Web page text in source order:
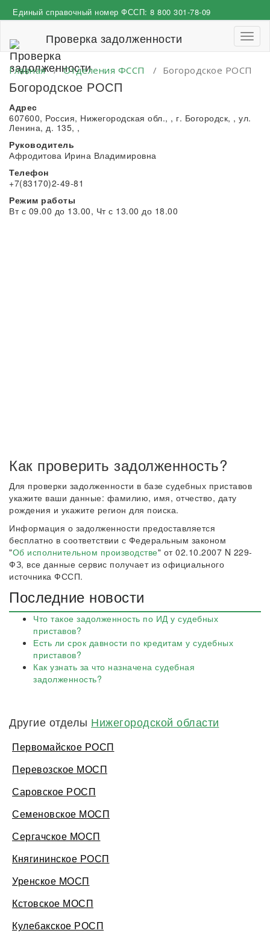
к
Единый справочный номер ФССП: 8 800 301-78-09
Проверка задолженности
Главная/Отделения ФССП / Богородское РОСП
Богородское РОСП
Адрес
607600, Россия, Нижегородская обл., , г. Богородск, , ул.
Ленина, д. 135, ,
Руководитель
Афродитова Ирина Владимировна
Телефон
+7(83170)2-49-81
Режим работы
Вт с 09.00 до 13.00, Чт с 13.00 до 18.00
Как проверить задолженность?
Для проверки задолженности в базе судебных приставов
укажите ваши данные: фамилию, имя, отчество, дату
рождения и укажите регион для поиска.
Информация о задолженности предоставляется
бесплатно в соответствии с Федеральным законом
"Об исполнительном производстве" от 02.10.2007 N 229-
ФЗ, все данные сервис получает из официального
источника ФССП.
Последние новости
Что такое задолженность по ИД у судебных
приставов?
Есть ли срок давности по кредитам у судебных
приставов?
Как узнать за что назначена судебная
задолженность?
Другие отделы Нижегородской области
Первомайское РОСП
Перевозское МОСП
Саровское РОСП
Семеновское МОСП
Сергачское МОСП
Княгининское РОСП
Уренское МОСП
Кстовское МОСП
Кулебакское РОСП